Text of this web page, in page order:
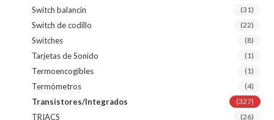
Switch balancin (31)
Switch de codillo (22)
Switches (8)
Tarjetas de Sonido (1)
Termoencogibles (1)
Termómetros (4)
Transistores/Integrados (327)
TRIACS (26)